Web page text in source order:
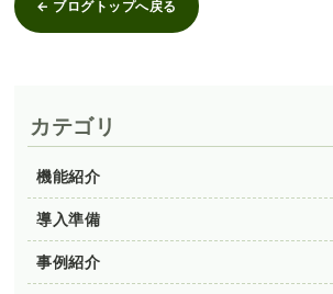
← ブログトップへ戻る
カテゴリ
機能紹介
導入準備
事例紹介